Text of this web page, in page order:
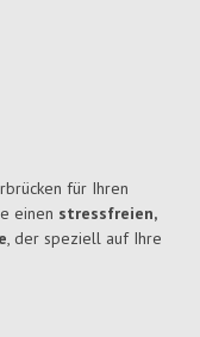
für Ihren
einen stressfreien,
, der speziell auf Ihre